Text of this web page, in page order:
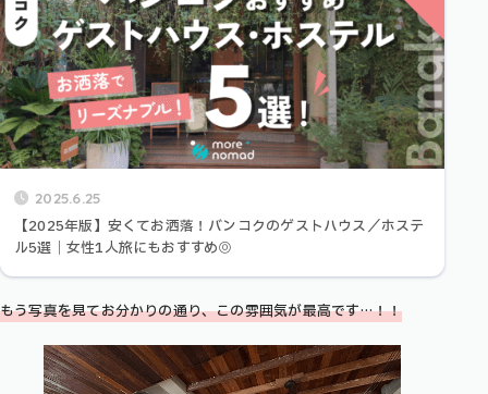
2025.6.25
【2025年版】安くてお洒落！バンコクのゲストハウス／ホステ
ル5選｜女性1人旅にもおすすめ◎
もう写真を見てお分かりの通り、この雰囲気が最高です…！！